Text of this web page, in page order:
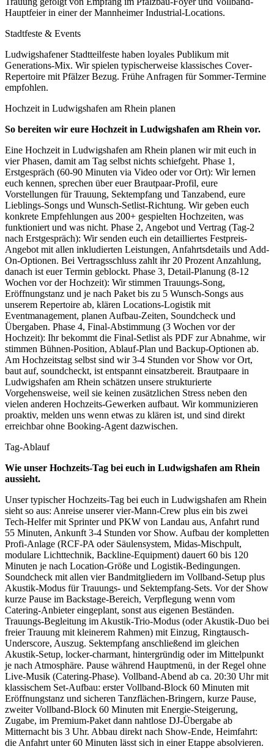
Hauptfeier in einer der Mannheimer Industrial-Locations.
Stadtfeste & Events
Ludwigshafener Stadtteilfeste haben loyales Publikum mit
Generations-Mix. Wir spielen typischerweise klassisches Cover-
Repertoire mit Pfälzer Bezug. Frühe Anfragen für Sommer-Termine
empfohlen.
Hochzeit in Ludwigshafen am Rhein planen
So bereiten wir eure Hochzeit in Ludwigshafen am Rhein vor.
Eine Hochzeit in Ludwigshafen am Rhein planen wir mit euch in
vier Phasen, damit am Tag selbst nichts schiefgeht. Phase 1,
Erstgespräch (60-90 Minuten via Video oder vor Ort): Wir lernen
euch kennen, sprechen über euer Brautpaar-Profil, eure
Vorstellungen für Trauung, Sektempfang und Tanzabend, eure
Lieblings-Songs und Wunsch-Setlist-Richtung. Wir geben euch
konkrete Empfehlungen aus 200+ gespielten Hochzeiten, was
funktioniert und was nicht. Phase 2, Angebot und Vertrag (Tag-2
nach Erstgespräch): Wir senden euch ein detailliertes Festpreis-
Angebot mit allen inkludierten Leistungen, Anfahrtsdetails und Add-
On-Optionen. Bei Vertragsschluss zahlt ihr 20 Prozent Anzahlung,
danach ist euer Termin geblockt. Phase 3, Detail-Planung (8-12
Wochen vor der Hochzeit): Wir stimmen Trauungs-Song,
Eröffnungstanz und je nach Paket bis zu 5 Wunsch-Songs aus
unserem Repertoire ab, klären Locations-Logistik mit
Eventmanagement, planen Aufbau-Zeiten, Soundcheck und
Übergaben. Phase 4, Final-Abstimmung (3 Wochen vor der
Hochzeit): Ihr bekommt die Final-Setlist als PDF zur Abnahme, wir
stimmen Bühnen-Position, Ablauf-Plan und Backup-Optionen ab.
Am Hochzeitstag selbst sind wir 3-4 Stunden vor Show vor Ort,
baut auf, soundcheckt, ist entspannt einsatzbereit. Brautpaare in
Ludwigshafen am Rhein schätzen unsere strukturierte
Vorgehensweise, weil sie keinen zusätzlichen Stress neben den
vielen anderen Hochzeits-Gewerken aufbaut. Wir kommunizieren
proaktiv, melden uns wenn etwas zu klären ist, und sind direkt
erreichbar ohne Booking-Agent dazwischen.
Tag-Ablauf
Wie unser Hochzeits-Tag bei euch in Ludwigshafen am Rhein
aussieht.
Unser typischer Hochzeits-Tag bei euch in Ludwigshafen am Rhein
sieht so aus: Anreise unserer vier-Mann-Crew plus ein bis zwei
Tech-Helfer mit Sprinter und PKW von Landau aus, Anfahrt rund
55 Minuten, Ankunft 3-4 Stunden vor Show. Aufbau der kompletten
Profi-Anlage (RCF-PA oder Säulensystem, Midas-Mischpult,
modulare Lichttechnik, Backline-Equipment) dauert 60 bis 120
Minuten je nach Location-Größe und Logistik-Bedingungen.
Soundcheck mit allen vier Bandmitgliedern im Vollband-Setup plus
Akustik-Modus für Trauungs- und Sektempfang-Sets. Vor der Show
kurze Pause im Backstage-Bereich, Verpflegung wenn vom
Catering-Anbieter eingeplant, sonst aus eigenen Beständen.
Trauungs-Begleitung im Akustik-Trio-Modus (oder Akustik-Duo bei
freier Trauung mit kleinerem Rahmen) mit Einzug, Ringtausch-
Underscore, Auszug. Sektempfang anschließend im gleichen
Akustik-Setup, locker-charmant, hintergründig oder im Mittelpunkt
je nach Atmosphäre. Pause während Hauptmenü, in der Regel ohne
Live-Musik (Catering-Phase). Vollband-Abend ab ca. 20:30 Uhr mit
klassischem Set-Aufbau: erster Vollband-Block 60 Minuten mit
Eröffnungstanz und sicheren Tanzflächen-Bringern, kurze Pause,
zweiter Vollband-Block 60 Minuten mit Energie-Steigerung,
Zugabe, im Premium-Paket dann nahtlose DJ-Übergabe ab
Mitternacht bis 3 Uhr. Abbau direkt nach Show-Ende, Heimfahrt:
die Anfahrt unter 60 Minuten lässt sich in einer Etappe absolvieren.